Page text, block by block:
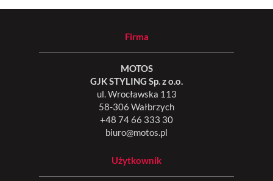
Firma
MOTOS
GJK STYLING Sp. z o.o.
ul. Wrocławska 113
58-306 Wałbrzych
+48 74 66 333 30
biuro@motos.pl
Użytkownik